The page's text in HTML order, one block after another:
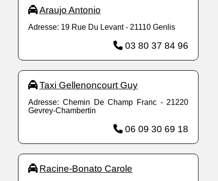
Araujo Antonio
Adresse: 19 Rue Du Levant - 21110 Genlis
03 80 37 84 96
Taxi Gellenoncourt Guy
Adresse: Chemin De Champ Franc - 21220
Gevrey-Chambertin
06 09 30 69 18
Racine-Bonato Carole